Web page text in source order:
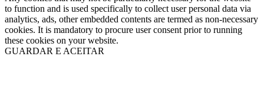
to function and is used specifically to collect user personal data via
analytics, ads, other embedded contents are termed as non-necessary
cookies. It is mandatory to procure user consent prior to running
these cookies on your website.
GUARDAR E ACEITAR